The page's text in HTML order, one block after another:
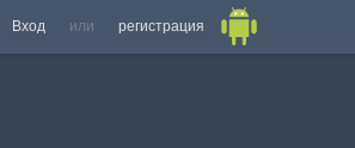
Вход или регистрация